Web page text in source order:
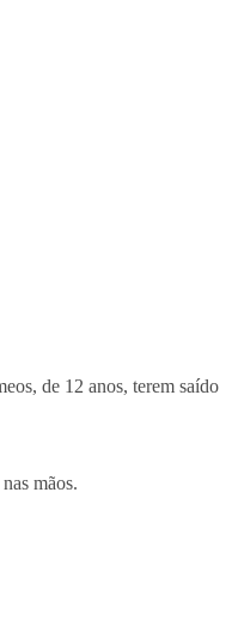
de 12 anos, terem saído
mãos.